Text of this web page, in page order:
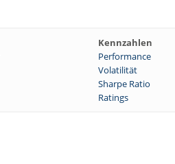
Kennzahlen
Performance
Volatilität
Sharpe Ratio
Ratings